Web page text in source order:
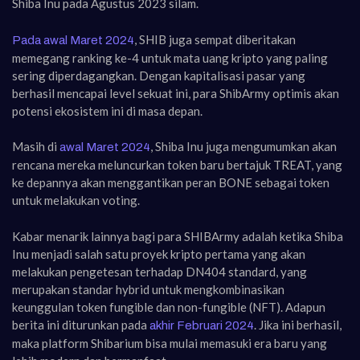
Shiba Inu pada Agustus 2023 silam.
Pada awal Maret 2024, SHIB juga sempat diberitakan
memegang ranking ke-4 untuk mata uang kripto yang paling
sering diperdagangkan. Dengan kapitalisasi pasar yang
berhasil mencapai level sekuat ini, para ShibArmy optimis akan
potensi ekosistem ini di masa depan.
Masih di awal Maret 2024, Shiba Inu juga mengumumkan akan
rencana mereka meluncurkan token baru bertajuk TREAT, yang
ke depannya akan menggantikan peran BONE sebagai token
untuk melakukan voting.
Kabar menarik lainnya bagi para SHIBArmy adalah ketika Shiba
Inu menjadi salah satu proyek kripto pertama yang akan
melakukan pengetesan terhadap DN404 standard, yang
merupakan standar hybrid untuk mengkombinasikan
keunggulan token fungible dan non-fungible (NFT). Adapun
berita ini diturunkan pada akhir Februari 2024. Jika ini berhasil,
maka platform Shibarium bisa mulai memasuki era baru yang